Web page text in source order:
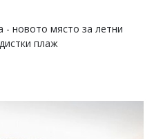
- новото място за летни
плаж